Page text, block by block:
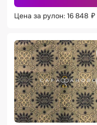
Цена за рулон: 16 848 ₽